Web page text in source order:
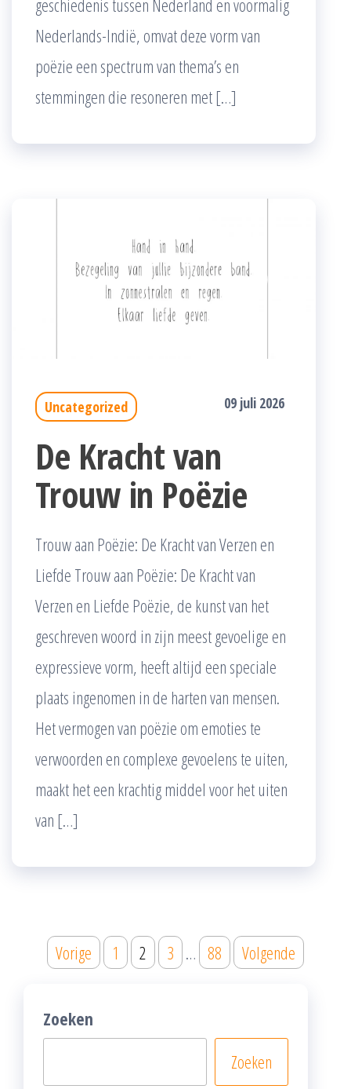
geschiedenis tussen Nederland en voormalig
Nederlands-Indië, omvat deze vorm van
poëzie een spectrum van thema’s en
stemmingen die resoneren met […]
Uncategorized 09 juli 2026
De Kracht van
Trouw in Poëzie
Trouw aan Poëzie: De Kracht van Verzen en
Liefde Trouw aan Poëzie: De Kracht van
Verzen en Liefde Poëzie, de kunst van het
geschreven woord in zijn meest gevoelige en
expressieve vorm, heeft altijd een speciale
plaats ingenomen in de harten van mensen.
Het vermogen van poëzie om emoties te
verwoorden en complexe gevoelens te uiten,
maakt het een krachtig middel voor het uiten
van […]
Posts
pagination
Vorige 1 2 3 … 88 Volgende
Zoeken
Zoeken